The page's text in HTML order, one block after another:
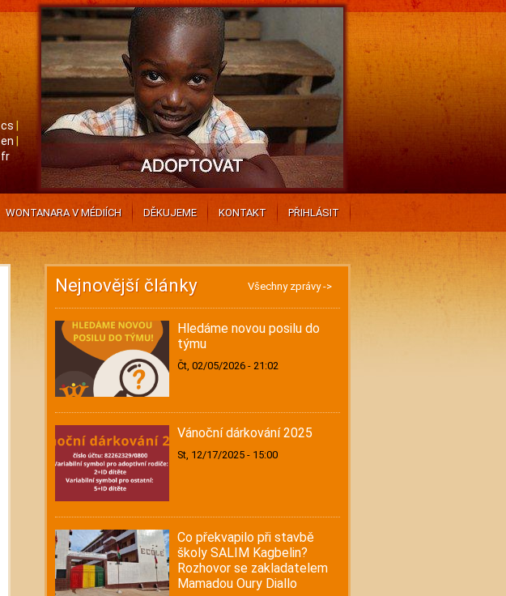
cs
en
fr
WONTANARA V MÉDIÍCH DĚKUJEME KONTAKT PŘIHLÁSIT
Nejnovější články Všechny zprávy ->
Hledáme novou posilu do
týmu
Čt, 02/05/2026 - 21:02
Vánoční dárkování 2025
St, 12/17/2025 - 15:00
Co překvapilo při stavbě
školy SALIM Kagbelin?
Rozhovor se zakladatelem
Mamadou Oury Diallo